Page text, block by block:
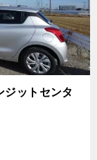
ットセンタ